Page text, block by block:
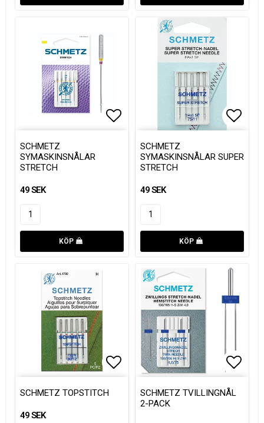
Lägg till i favoritlistan
SCHMETZ
SYMASKINSNÅLAR
STRETCH
49 SEK
KÖP
SCHMETZ
SYMASKINSNÅLAR SUPER
STRETCH
49 SEK
KÖP
Lägg till i favoritlistan
SCHMETZ TOPSTITCH
49 SEK
SCHMETZ TVILLINGNÅL
2-PACK